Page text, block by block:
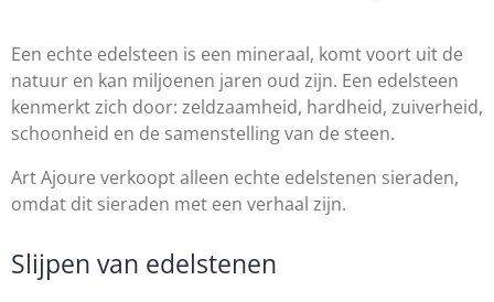
Een echte edelsteen is een mineraal, komt voort uit de
natuur en kan miljoenen jaren oud zijn. Een edelsteen
kenmerkt zich door: zeldzaamheid, hardheid, zuiverheid,
schoonheid en de samenstelling van de steen.
Art Ajoure verkoopt alleen echte edelstenen sieraden,
omdat dit sieraden met een verhaal zijn.
Slijpen van edelstenen